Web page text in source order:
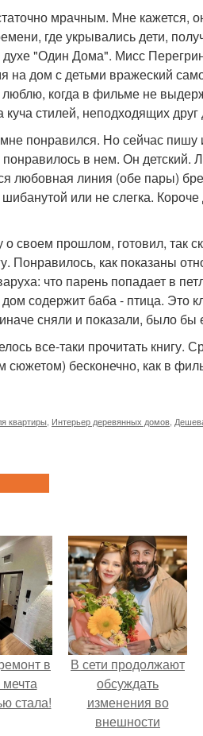
мрачным. Мне кажется,
где укрывались дети,
духе "Один Дома". Мисс
дом с детьми вражеский
когда в фильме не
стилей, неподходящих друг
понравился. Но сейчас пишу
в нем. Он детский.
любовная линия (обе пары)
или не слегка.
своем прошлом, готовил, так
Понравилось, как показаны
что парень попадает в
содержит баба - птица. Это
сняли и показали, было
все-таки прочитать книгу.
бесконечно, как в
квартиры Интерьер деревянных домов
в
стала!
В сети продолжают
обсуждать
изменения во
внешности